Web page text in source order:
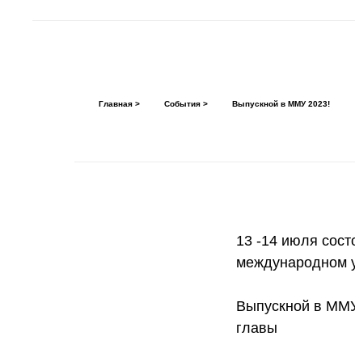
Главная > События > Выпускной в ММУ 2023!
13 -14 июля
международном
Выпускной в ММУ
главы